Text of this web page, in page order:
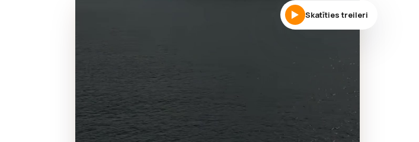
Skatīties treileri